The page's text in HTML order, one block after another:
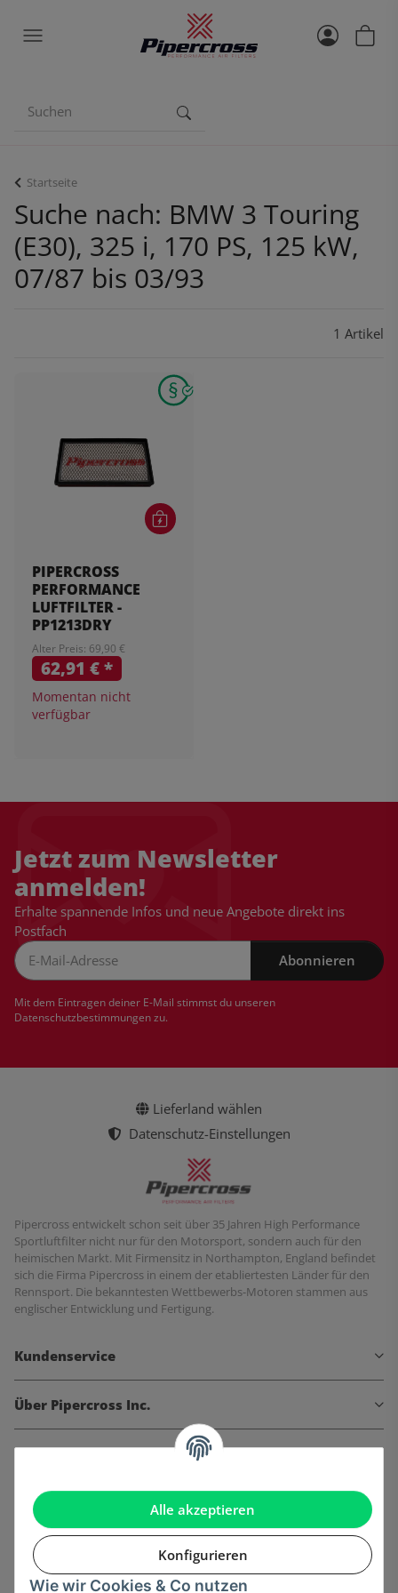
Alle akzeptieren
Konfigurieren
Wie wir Cookies & Co nutzen
Startseite
Suche nach: BMW 3 Touring
(E30), 325 i, 170 PS, 125 kW,
07/87 bis 03/93
1 Artikel
PIPERCROSS
PERFORMANCE
LUFTFILTER -
PP1213DRY
Alter Preis: 69,90 €
62,91 €*
Momentan nicht
verfügbar
Jetzt zum Newsletter
anmelden!
Erhalte spannende Infos und neue Angebote direkt ins
Postfach
Abonnieren
Mit dem Eintragen deiner E-Mail stimmst du unseren
Datenschutzbestimmungenzu.
Lieferland wählen
Datenschutz-Einstellungen
Pipercross entwickelt schon seit über 35 Jahren High Performance
Sportluftfilter nicht nur für den Motorsport, sondern auch für den
heimischen Markt. Mit Firmensitz in Northampton, England befindet
sich die Firma Pipercross in einem der etabliertesten Länder für den
Rennsport. Die bekanntesten Wettbewerbs-Motoren stammen aus
englischer Entwicklung und Fertigung.
Kundenservice
Über Pipercross Inc.
Informationen
Gesetzliche Informationen